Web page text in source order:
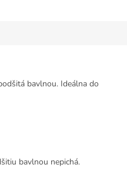
bavlnou. Ideálna do
bavlnou nepichá.